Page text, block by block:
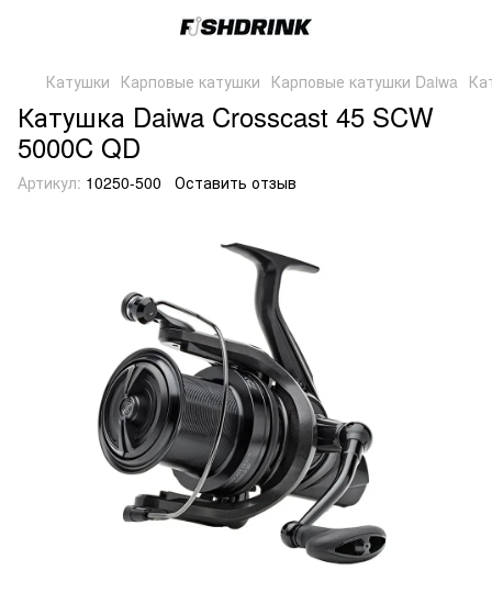
Катушки Карповые катушки Карповые катушки Daiwa
Катушка Daiwa Crosscast 45 SCW
5000C QD
Артикул: 10250-500 Оставить отзыв